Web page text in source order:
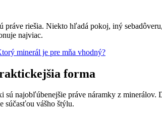
riešia. Niekto hľadá pokoj, iný
najviac.
minerál je pre mňa vhodný?
forma
sú najobľúbenejšie práve náramky z
súčasťou vášho štýlu.